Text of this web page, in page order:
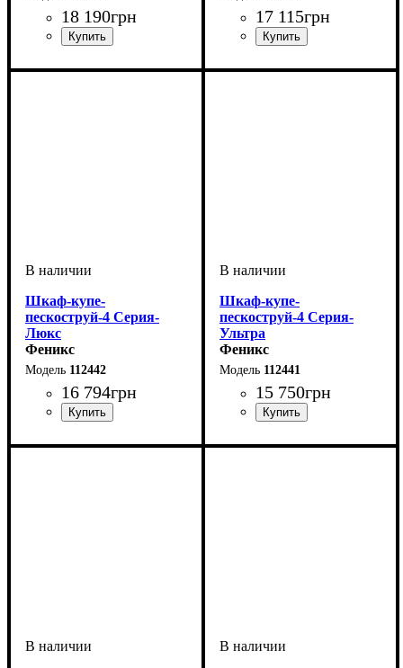
18 190грн 17 115грн
Шкаф-купе-
пескоструй-4 Серия-
Люкс
Феникс
112442
16 794грн
Шкаф-купе-
пескоструй-4 Серия-
Ультра
Феникс
112441
15 750грн